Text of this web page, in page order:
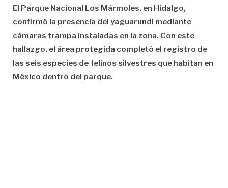
El Parque Nacional Los Mármoles, en Hidalgo,
confirmó la presencia del yaguarundi mediante
cámaras trampa instaladas en la zona. Con este
hallazgo, el área protegida completó el registro de
las seis especies de felinos silvestres que habitan en
México dentro del parque.